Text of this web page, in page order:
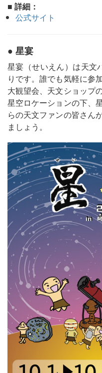
■ 詳細：
公式サイト
● 星宴
星宴（せいえん）は天文
りです。誰でも気軽に参
大観望会、天文ショップ
星空ロケーションの下、
らの天文ファンの皆さん
ましょう。